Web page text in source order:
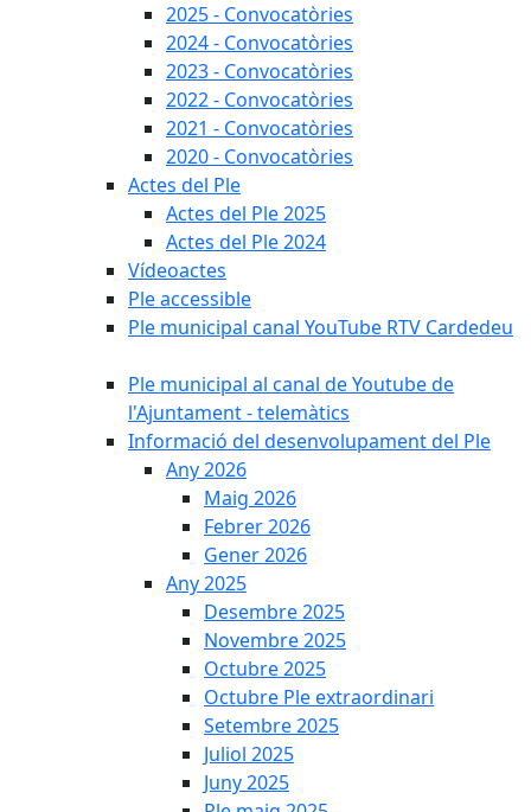
2025 - Convocatòries
2024 - Convocatòries
2023 - Convocatòries
2022 - Convocatòries
2021 - Convocatòries
2020 - Convocatòries
Actes del Ple
Actes del Ple 2025
Actes del Ple 2024
Vídeoactes
Ple accessible
Ple municipal canal YouTube RTV Cardedeu
Ple municipal al canal de Youtube de
l'Ajuntament - telemàtics
Informació del desenvolupament del Ple
Any 2026
Maig 2026
Febrer 2026
Gener 2026
Any 2025
Desembre 2025
Novembre 2025
Octubre 2025
Octubre Ple extraordinari
Setembre 2025
Juliol 2025
Juny 2025